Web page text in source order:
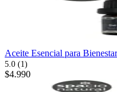
Aceite Esencial para
5.0 (1)
$4.990